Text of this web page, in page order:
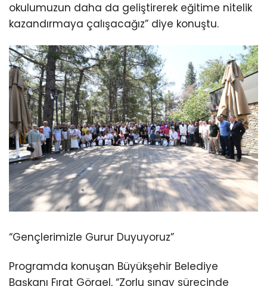
okulumuzun daha da geliştirerek eğitime nitelik
kazandırmaya çalışacağız” diye konuştu.
“Gençlerimizle Gurur Duyuyoruz”
Programda konuşan Büyükşehir Belediye
Başkanı Fırat Görgel, “Zorlu sınav sürecinde